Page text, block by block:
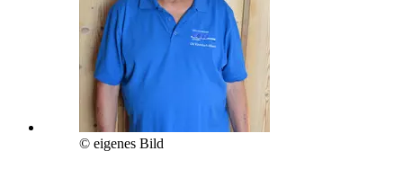
© eigenes Bild